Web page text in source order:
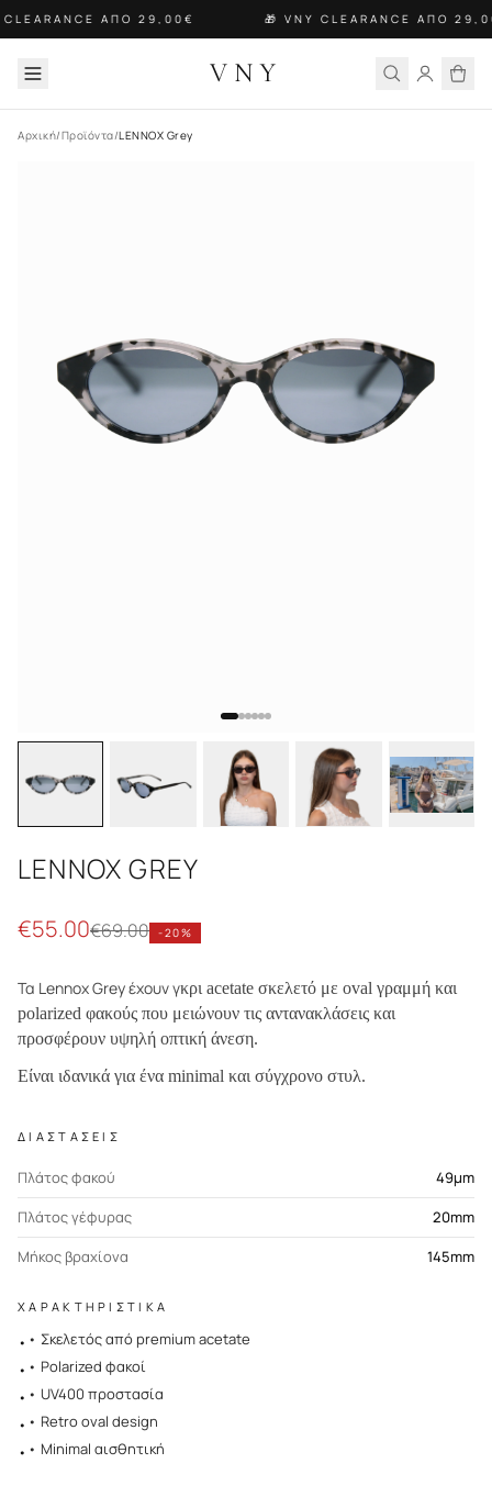
CLEARANCE ΑΠΟ 29,00€ 🎁 VNY CLEARANCE ΑΠΟ
VNY
Αρχική/Προϊόντα/LENNOX Grey
LENNOX GREY
€55.00€69.00 -20%
Τα Lennox Grey έχουν γκρι acetate σκελετό με oval γραμμή και
polarized φακούς που μειώνουν τις αντανακλάσεις και
προσφέρουν υψηλή οπτική άνεση.
Είναι ιδανικά για ένα minimal και σύγχρονο στυλ.
ΔΙΑΣΤΑΣΕΙΣ
Πλάτος φακού
49μm
Πλάτος γέφυρας
20mm
Μήκος βραχίονα
145mm
ΧΑΡΑΚΤΗΡΙΣΤΙΚΑ
• • Σκελετός από premium acetate
• • Polarized φακοί
• • UV400 προστασία
• • Retro oval design
• • Minimal αισθητική